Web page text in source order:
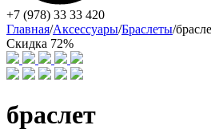
+7 (978) 33 33 420
Главная/Аксессуары/Браслеты/
Скидка 72%
браслет